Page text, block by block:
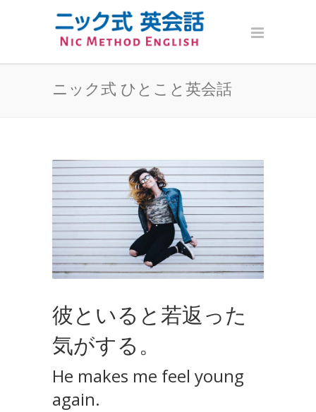
ニック式 ひとこと英会話
彼といると若返った
気がする。
He makes me feel young
again.